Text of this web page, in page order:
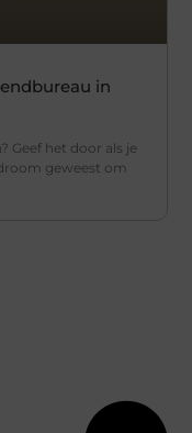
in
Geef het door als je
geweest om